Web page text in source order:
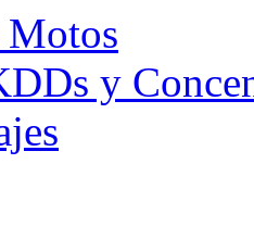
Motos
y